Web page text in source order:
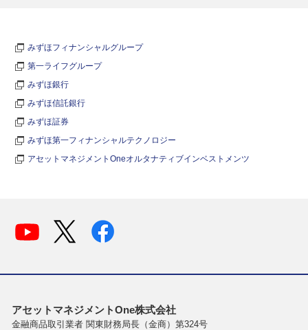
みずほフィナンシャルグループ
第一ライフグループ
みずほ銀行
みずほ信託銀行
みずほ証券
みずほ第一フィナンシャルテクノロジー
アセットマネジメントOneオルタナティブインベストメンツ
アセットマネジメントOne株式会社
金融商品取引業者 関東財務局長（金商）第324号